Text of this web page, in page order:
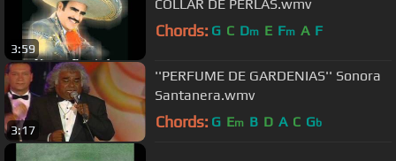
3:59
COLLAR DE PERLAS.wmv
Chords: G C Dm E Fm A F
3:17
''PERFUME DE GARDENIAS'' Sonora
Santanera.wmv
Chords: G Em B D A C Gb